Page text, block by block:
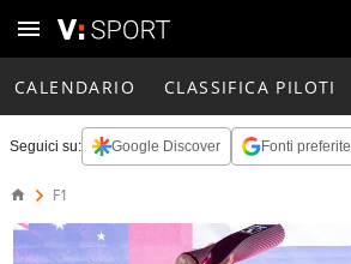
CALENDARIO CLASSIFICA PILOTI
Seguici su: Google Discover Fonti preferite
F1